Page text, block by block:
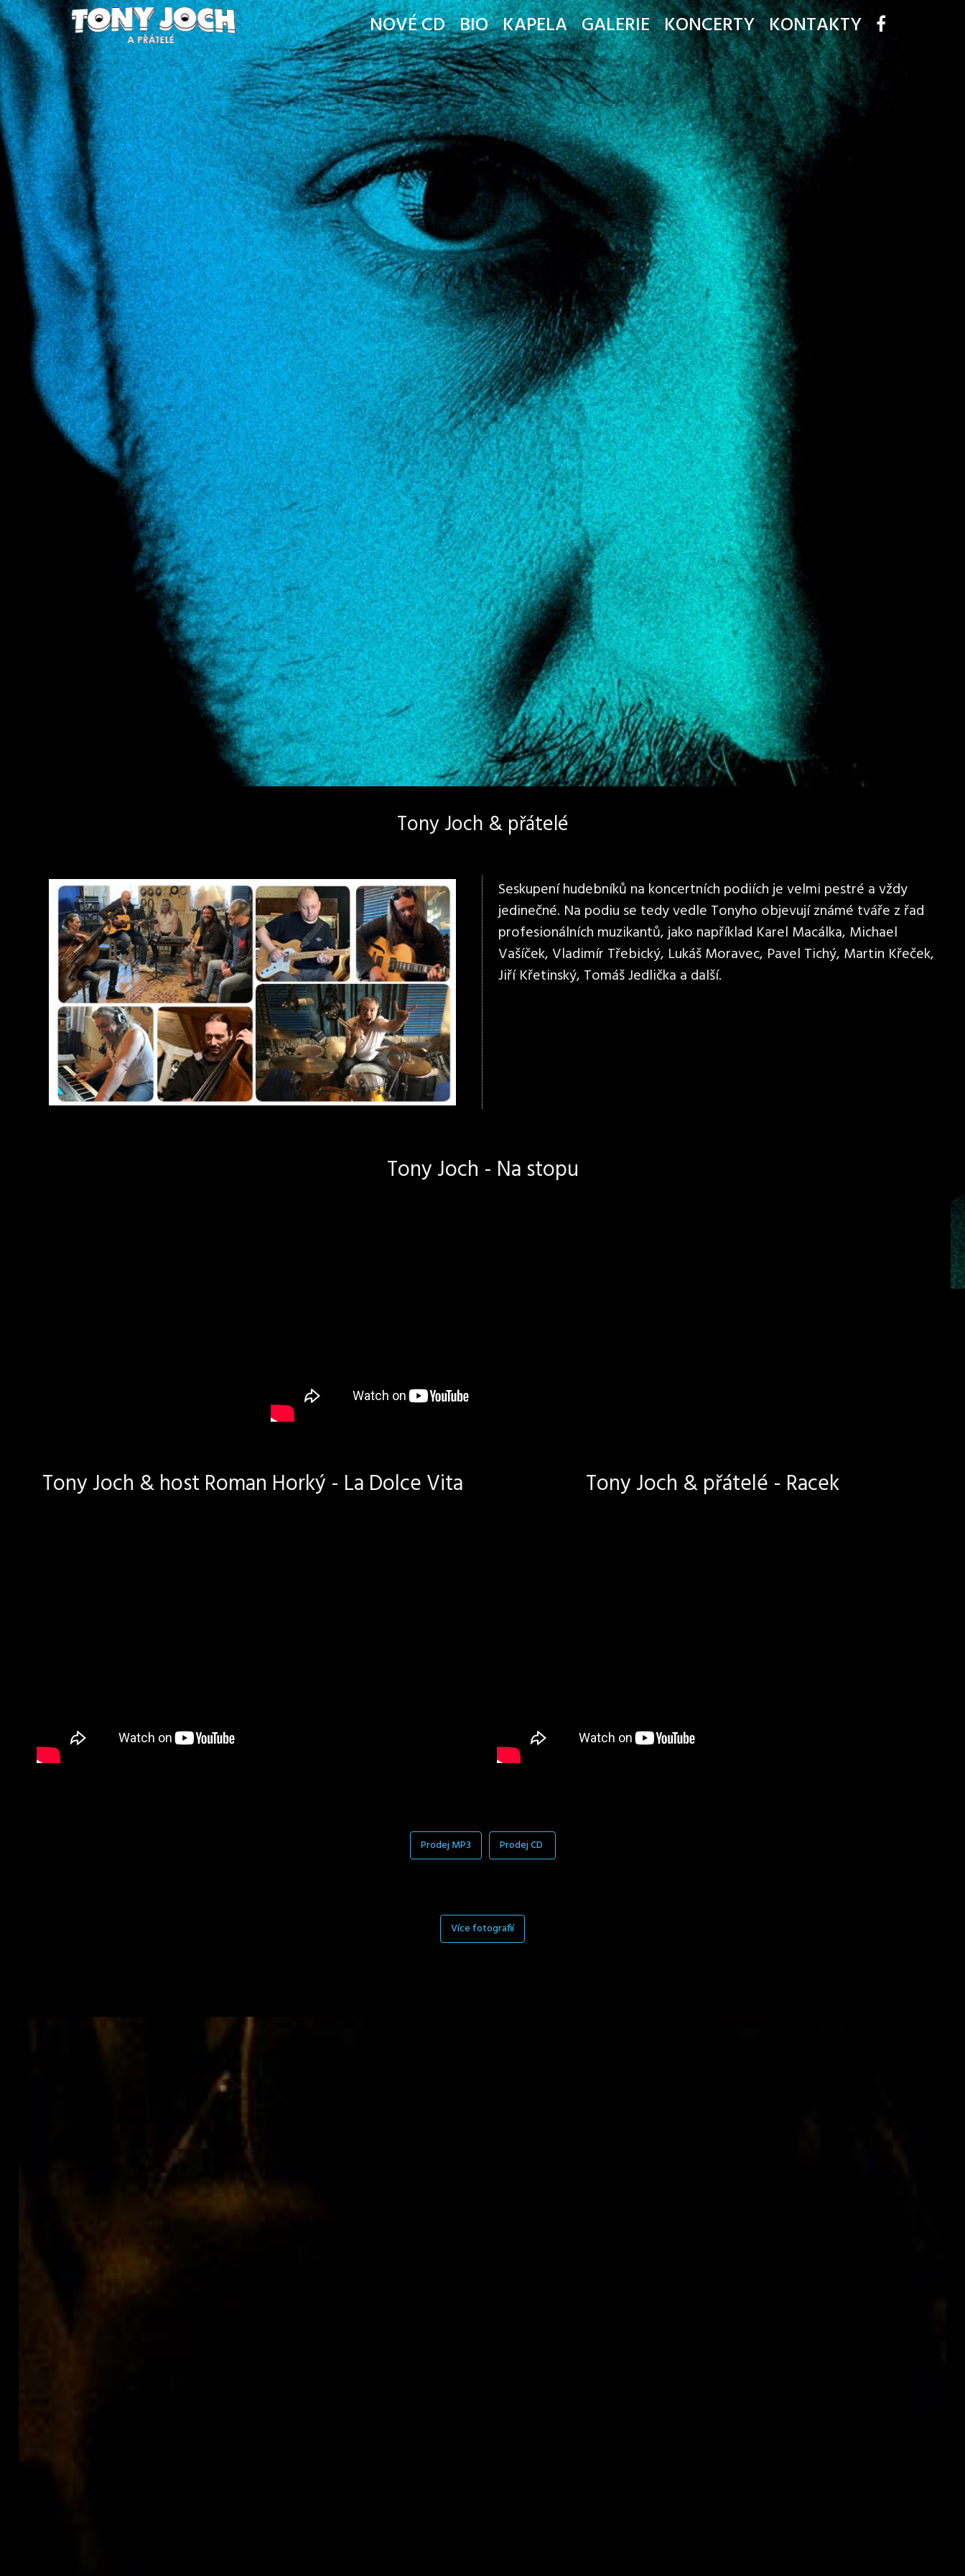
NOVÉ CD BIO KAPELA GALERIE KONCERTY KONTAKTY
Tony Joch & přátelé
Seskupení hudebníků na koncertních podiích je velmi pestré a vždy
jedinečné. Na podiu se tedy vedle Tonyho objevují známé tváře z řad
profesionálních muzikantů, jako například Karel Macálka, Michael
Vašíček, Vladimír Třebický, Lukáš Moravec, Pavel Tichý, Martin Křeček,
Jiří Křetinský, Tomáš Jedlička a další.
Tony Joch - Na stopu
Tony Joch & host Roman Horký - La Dolce Vita Tony Joch & přátelé - Racek
Prodej MP3 Prodej CD
Více fotografií